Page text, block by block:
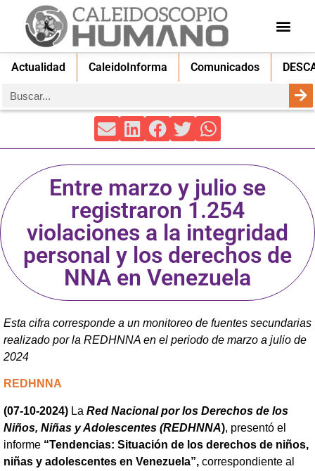
Actualidad CaleidoInforma Comunicados
Entre marzo y julio se
registraron 1.254
violaciones a la integridad
personal y los derechos de
NNA en Venezuela
Esta cifra corresponde a un monitoreo de fuentes secundarias
realizado por la REDHNNA en el periodo de marzo a julio de
2024
REDHNNA
(07-10-2024) La Red Nacional por los Derechos de los
Niños, Niñas y Adolescentes (REDHNNA), presentó el
informe “Tendencias: Situación de los derechos de niños,
niñas y adolescentes en Venezuela”, correspondiente al